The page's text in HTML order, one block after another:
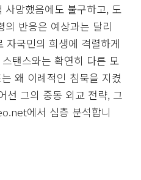
망했음에도 불구하고, 도
반응은 예상과는 달리
자국민의 희생에 격렬하게
탠스와는 확연히 다른 모
왜 이례적인 침묵을 지켰
선 그의 중동 외교 전략, 그
에서 심층 분석합니